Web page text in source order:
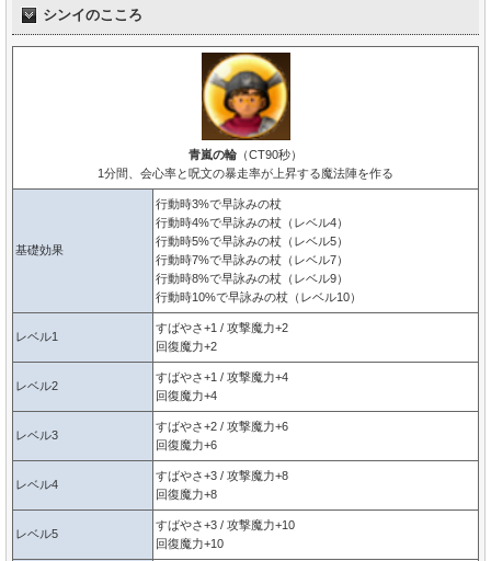
シンイのこころ
青嵐の輪 （CT90秒）
1分間、会心率と呪文の暴走率が上昇する魔法陣を作る
基礎効果
行動時3%で早詠みの杖
行動時4%で早詠みの杖（レベル4）
行動時5%で早詠みの杖（レベル5）
行動時7%で早詠みの杖（レベル7）
行動時8%で早詠みの杖（レベル9）
行動時10%で早詠みの杖（レベル10）
レベル1
すばやさ+1 / 攻撃魔力+2
回復魔力+2
レベル2
すばやさ+1 / 攻撃魔力+4
回復魔力+4
レベル3
すばやさ+2 / 攻撃魔力+6
回復魔力+6
レベル4
すばやさ+3 / 攻撃魔力+8
回復魔力+8
レベル5
すばやさ+3 / 攻撃魔力+10
回復魔力+10